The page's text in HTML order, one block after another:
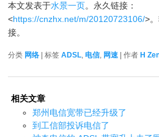
本文发表于水景一页。永久链接：
<https://cnzhx.net/m/20120723106/>
接。
分类 网络 | 标签ADSL, 电信, 网速 | 作者 H
相关文章
郑州电信宽带已经升级了
到工信部投诉电信了